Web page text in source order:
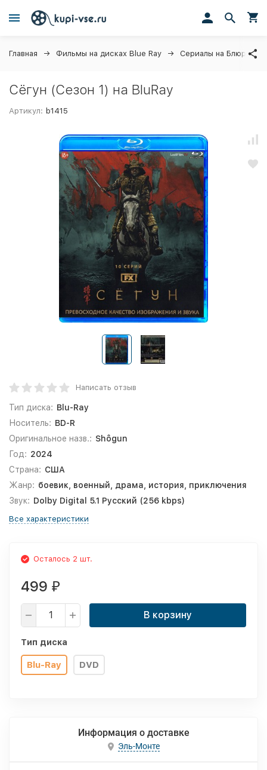
Главная Фильмы на дисках Blue Ray Сериалы на Блюрей
Сёгун (Сезон 1) на BluRay
Артикул: b1415
Написать отзыв
Тип диска: Blu-Ray
Носитель: BD-R
Оригинальное назв.: Shôgun
Год: 2024
Страна: США
Жанр: боевик, военный, драма, история, приключения
Звук: Dolby Digital 5.1 Русский (256 kbps)
Все характеристики
Осталось 2 шт.
499 ₽
В корзину
Тип диска
Blu-Ray DVD
Информация о доставке
Эль-Монте